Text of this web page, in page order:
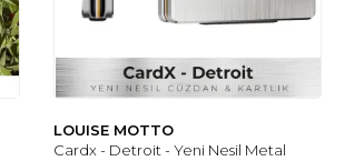
LOUISE MOTTO
Cardx - Detroit - Yeni Nesil Metal